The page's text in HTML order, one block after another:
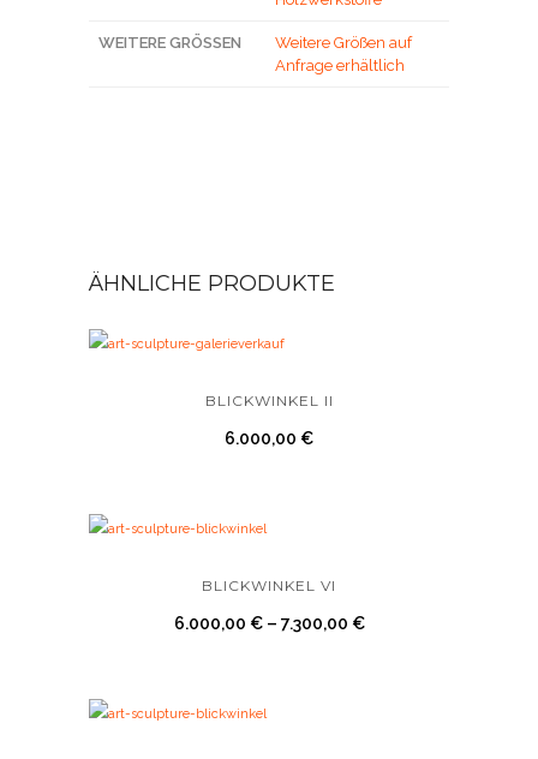
WEITERE GRÖSSEN
Weitere Größen auf
Anfrage erhältlich
ÄHNLICHE PRODUKTE
BLICKWINKEL II
6.000,00 €
BLICKWINKEL VI
6.000,00 €– 7.300,00 €